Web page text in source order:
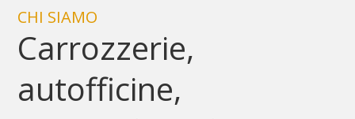
CHI SIAMO
Carrozzerie,
autofficine,